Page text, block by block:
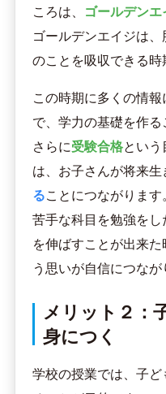
ころは、
ゴールデンエ
ゴールデンエイジは
のことを吸収できる時
この時期に多くの情
で、学力の基礎を作る
さらに受験合格という
は、お子さんが将来
ることにつながります。
苦手な科目を勉強を
を伸ばすことが出来
う思いが自信につなが
メリット２：
身につく
学校の授業では、子